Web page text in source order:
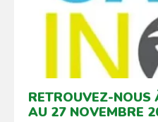
RETROUVEZ-
AU 27 NOVEMBRE